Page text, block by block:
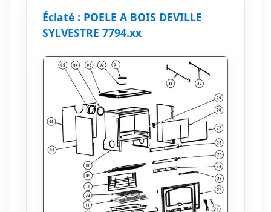
Éclaté : POELE A BOIS DEVILLE
SYLVESTRE 7794.xx